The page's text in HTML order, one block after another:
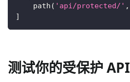
    path
( 'api/protected/' ,
]
测试你的受保护 API